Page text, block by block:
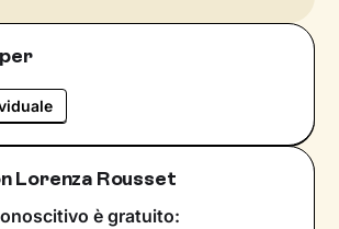
Lorenza Rousset
è gratuito: